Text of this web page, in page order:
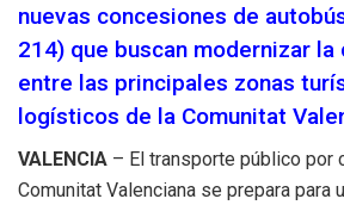
nuevas concesiones de
214) que buscan modernizar
entre las principales zonas
logísticos de la Comunitat
VALENCIA – El transporte público por
Comunitat Valenciana se prepara para